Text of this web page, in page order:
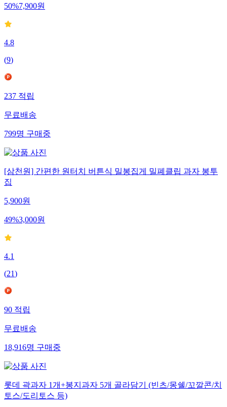
50%7,900원
4.8
(9)
237적립
무료배송
799명구매중
[삼천원] 간편한 원터치 버튼식 밀봉집게 밀폐클립 과자 봉투
집
5,900원
49%3,000원
4.1
(21)
90적립
무료배송
18,916명구매중
롯데 곽과자 1개+봉지과자 5개 골라담기 (빈츠/몽쉘/꼬깔콘/치
토스/도리토스 등)